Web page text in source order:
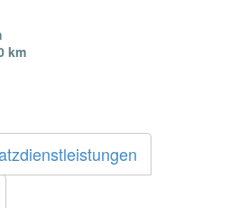
km